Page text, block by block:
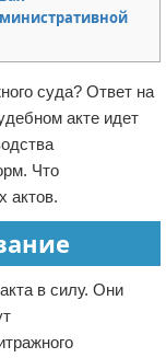
суда? Ответ на
акте идет
Что
актов.
в силу. Они